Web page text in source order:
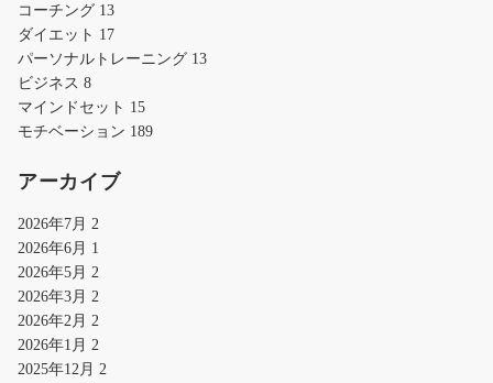
コーチング 13
ダイエット 17
パーソナルトレーニング 13
ビジネス 8
マインドセット 15
モチベーション 189
アーカイブ
2026年7月 2
2026年6月 1
2026年5月 2
2026年3月 2
2026年2月 2
2026年1月 2
2025年12月 2